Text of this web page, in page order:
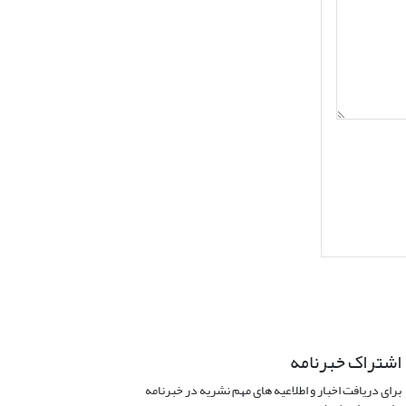
اشتراک خبرنامه
برای دریافت اخبار و اطلاعیه های مهم نشریه در خبرنامه